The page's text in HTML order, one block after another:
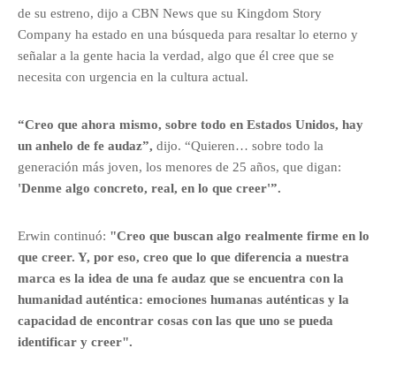
de su estreno, dijo a CBN News que su Kingdom Story
Company ha estado en una búsqueda para resaltar lo eterno y
señalar a la gente hacia la verdad, algo que él cree que se
necesita con urgencia en la cultura actual.
“Creo que ahora mismo, sobre todo en Estados Unidos, hay
un anhelo de fe audaz”, dijo. “Quieren… sobre todo la
generación más joven, los menores de 25 años, que digan:
'Denme algo concreto, real, en lo que creer'”.
Erwin continuó: "Creo que buscan algo realmente firme en lo
que creer. Y, por eso, creo que lo que diferencia a nuestra
marca es la idea de una fe audaz que se encuentra con la
humanidad auténtica: emociones humanas auténticas y la
capacidad de encontrar cosas con las que uno se pueda
identificar y creer".